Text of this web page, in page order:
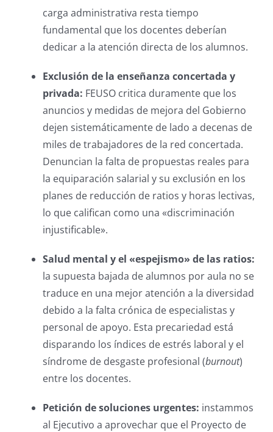
carga administrativa resta tiempo
fundamental que los docentes deberían
dedicar a la atención directa de los alumnos.
Exclusión de la enseñanza concertada y
privada: FEUSO critica duramente que los
anuncios y medidas de mejora del Gobierno
dejen sistemáticamente de lado a decenas de
miles de trabajadores de la red concertada.
Denuncian la falta de propuestas reales para
la equiparación salarial y su exclusión en los
planes de reducción de ratios y horas lectivas,
lo que califican como una «discriminación
injustificable».
Salud mental y el «espejismo» de las ratios:
la supuesta bajada de alumnos por aula no se
traduce en una mejor atención a la diversidad
debido a la falta crónica de especialistas y
personal de apoyo. Esta precariedad está
disparando los índices de estrés laboral y el
síndrome de desgaste profesional (burnout)
entre los docentes.
Petición de soluciones urgentes: instammos
al Ejecutivo a aprovechar que el Proyecto de